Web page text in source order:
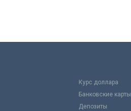
Курс доллара
Банковские карты
Депозиты